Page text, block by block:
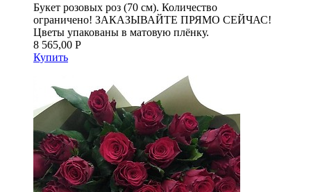
Букет розовых роз (70 см). Количество
ограничено! ЗАКАЗЫВАЙТЕ ПРЯМО СЕЙЧАС!
Цветы упакованы в матовую плёнку.
8 565,00 Р
Купить